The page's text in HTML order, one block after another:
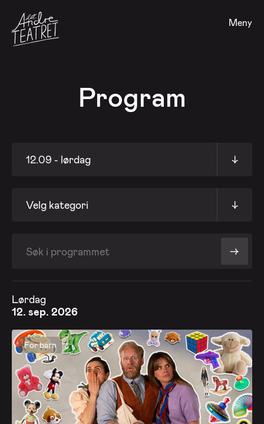
Meny
Program
12.09 - lørdag ↓
Velg kategori ↓
->
Lørdag
12. sep. 2026
For barn